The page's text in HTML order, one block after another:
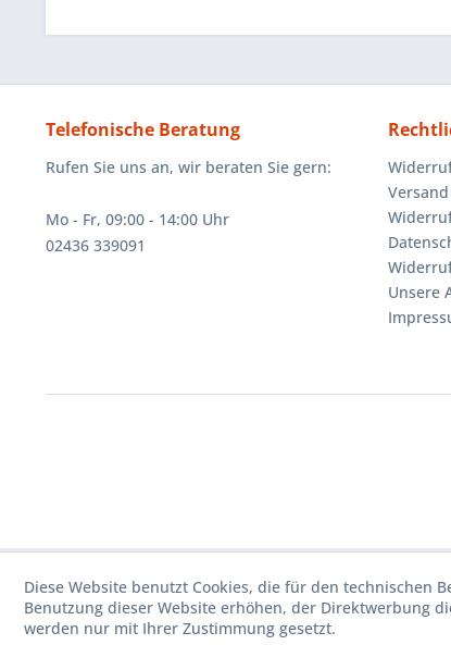
Telefonische Beratung
Rufen Sie uns an, wir beraten Sie gern:
Mo - Fr, 09:00 - 14:00 Uhr
02436 339091
Unsere
Diese Website benutzt Cookies, die für den technischen
Benutzung dieser Website erhöhen, der Direktwerbung
werden nur mit Ihrer Zustimmung gesetzt.